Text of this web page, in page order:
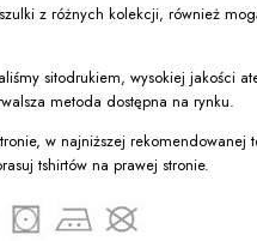
z różnych kolekcji, również
sitodrukiem, wysokiej jakości
metoda dostępna na rynku.
w najniższej rekomendowanej
tshirtów na prawej stronie.